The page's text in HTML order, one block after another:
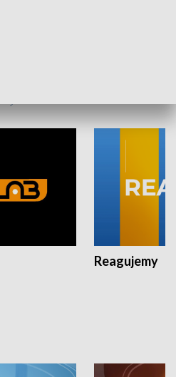
Reagujemy